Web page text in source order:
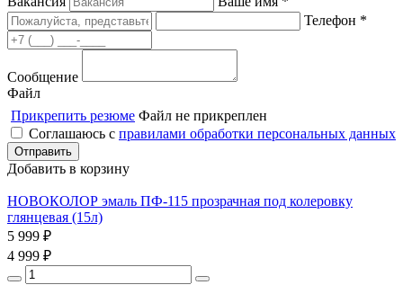
Телефон *
Сообщение
Файл
Прикрепить резюме Файл не прикреплен
Соглашаюсь с правилами обработки персональных данных
Добавить в корзину
НОВОКОЛОР эмаль ПФ-115 прозрачная под колеровку
глянцевая (15л)
5 999 ₽
4 999 ₽